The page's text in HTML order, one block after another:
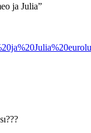
ja Julia”